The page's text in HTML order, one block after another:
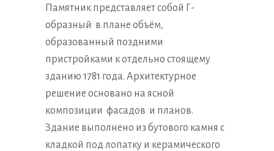
Памятник представляет собой Г-
образный в плане объём,
образованный поздними
пристройками к отдельно стоящему
зданию 1781 года. Архитектурное
решение основано на ясной
композиции фасадов и планов.
Здание выполнено из бутового камня с
кладкой под лопатку и керамического